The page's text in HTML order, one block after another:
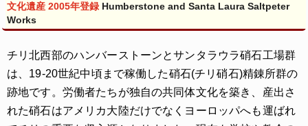
文化遺産 2005年登録 Humberstone and Santa Laura Saltpeter
Works
チリ北西部のハンバーストーンとサンタラウラ硝石工場群
は、19-20世紀中頃まで稼働した硝石(チリ硝石)精錬所群の
跡地です。労働者たちが独自の共同体文化を築き、産出さ
れた硝石はアメリカ大陸だけでなくヨーロッパへも運ばれ